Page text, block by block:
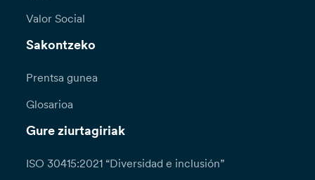
Valor Social
Sakontzeko
Prentsa gunea
Glosarioa
Gure ziurtagiriak
ISO 30415:2021 “Diversidad e inclusión”